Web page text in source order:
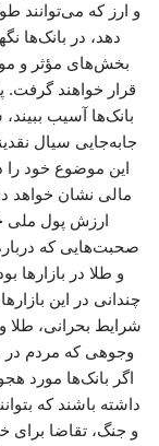
و ارز که می‌توانند
دهد، در بانک‌ها
بخش‌های مؤثر و
قرار خواهند گرفت.
بانک‌ها آسیب
جابه‌جایی سیال
این موضوع خود را
مالی نشان خواهد
ارزش پول ملی
صحبت‌هایی که
و طلا در بازارها
چندانی در این
شرایط بحرانی، طلا
وجوهی که مردم در
اگر بانک‌ها مورد
داشته باشند که
و جنگ، تقاضا برای